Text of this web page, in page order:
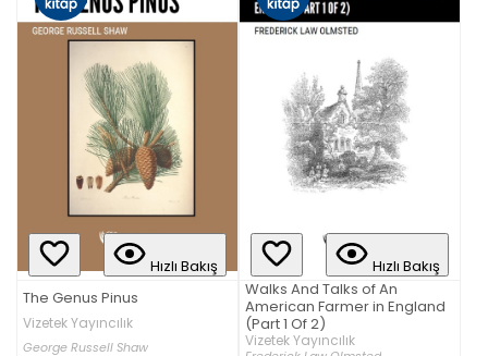
Hızlı Bakış
The Genus Pinus
Vizetek Yayıncılık
George Russell Shaw
Hızlı Bakış
Walks And Talks of An
American Farmer in England
(Part 1 Of 2)
Vizetek Yayıncılık